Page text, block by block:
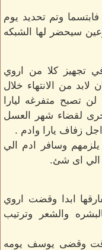
وتم تحديد يوم
سيحضر لها الشبكه
تجهيز كلا من اروي
من الانتهاء خلال
تصبح متفرغه ليارا
لقضاء شهر العسل
زفاف يارا وادم .
وسافر ادم الي
الي اى شئ.
ابدا وقضت اروي
والشعر وترتيب
وقضى يوسف يومه